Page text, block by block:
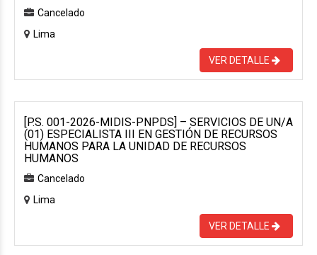
Cancelado
Lima
VER DETALLE
[P.S. 001-2026-MIDIS-PNPDS] – SERVICIOS DE UN/A
(01) ESPECIALISTA III EN GESTIÓN DE RECURSOS
HUMANOS PARA LA UNIDAD DE RECURSOS
HUMANOS
Cancelado
Lima
VER DETALLE